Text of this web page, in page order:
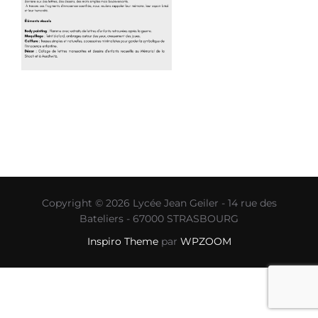
Copyright © 2026 Lycée Jean Geiler - 14 rue des
Bateliers - 67000 STRASBOURG
Inspiro Themepar WPZOOM